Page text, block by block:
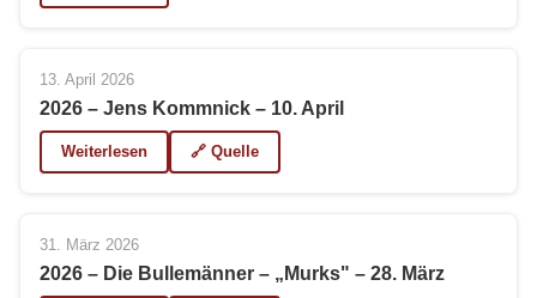
13. April 2026
2026 – Jens Kommnick – 10. April
Weiterlesen 🔗 Quelle
31. März 2026
2026 – Die Bullemänner – „Murks" – 28. März